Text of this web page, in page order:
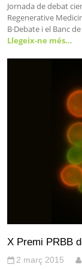
Jornada de debat
Regenerative
B·Debate i el Banc
Llegeix-ne més…
X Premi PRBB
2 març 2015